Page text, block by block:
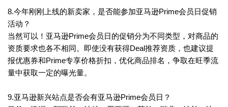
8.今年刚刚上线的新卖家，是否能参加亚马逊Prime会员日促销
活动？
当然可以！亚马逊Prime会员日的促销分为不同类型，对商品的
资质要求也各不相同。即使没有获得Deal推荐资质，也建议提
报优惠券和Prime专享价格折扣，优化商品排名，争取在旺季流
量中获取一定的曝光量。
9.亚马逊新兴站点是否会有亚马逊Prime会员日？